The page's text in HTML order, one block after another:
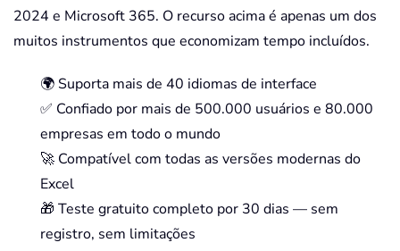
2024 e Microsoft 365. O recurso acima é apenas um dos
muitos instrumentos que economizam tempo incluídos.
🌍 Suporta mais de 40 idiomas de interface
✅ Confiado por mais de 500.000 usuários e 80.000
empresas em todo o mundo
🚀 Compatível com todas as versões modernas do
Excel
🎁 Teste gratuito completo por 30 dias — sem
registro, sem limitações